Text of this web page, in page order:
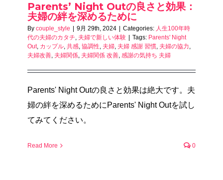
Parents’ Night Outの良さと効果：
夫婦の絆を深めるために
By couple_style 9月 29th, 2024 Categories: 人生100年時
代の夫婦のカタチ, 夫婦で新しい体験 Tags: Parents' Night
Out, カップル, 共感, 協調性, 夫婦, 夫婦 感謝 習慣, 夫婦の協力,
夫婦改善, 夫婦関係, 夫婦関係 改善, 感謝の気持ち 夫婦
Parents' Night Outの良さと効果は絶大です。夫
婦の絆を深めるためにParents' Night Outを試し
てみてください。
Read More 0